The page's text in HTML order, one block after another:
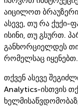
აიცილოთ
ასევე, თუ რა ქუქი-
ისინი, თუ გსურთ.
განხორციელდეს
რომელსაც იყენებთ.
თქვენ ასევე
Analytics-ისთვის